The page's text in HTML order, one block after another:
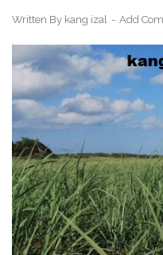
Written By kang izal Add